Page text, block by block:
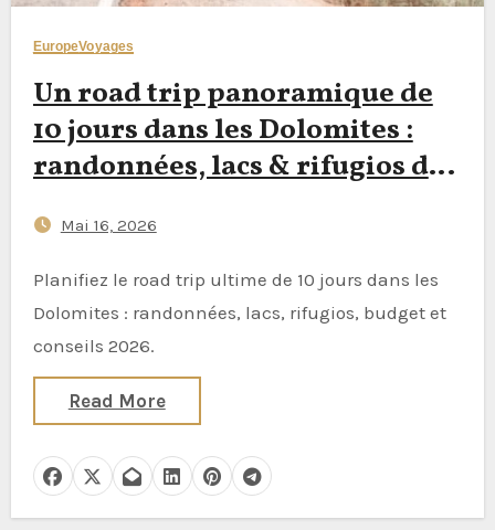
EuropeVoyages
Un road trip panoramique de
10 jours dans les Dolomites :
randonnées, lacs & rifugios de
Mai 16, 2026
Planifiez le road trip ultime de 10 jours dans les
Dolomites : randonnées, lacs, rifugios, budget et
conseils 2026.
Read More